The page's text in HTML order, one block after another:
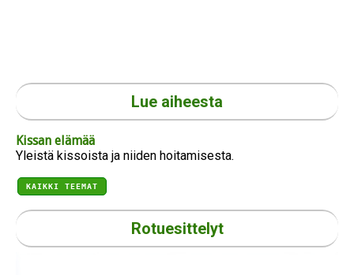
Lue aiheesta
Kissan elämää
Yleistä kissoista ja niiden hoitamisesta.
KAIKKI TEEMAT
Rotuesittelyt